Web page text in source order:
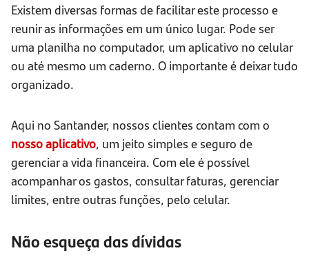
Existem diversas formas de facilitar este processo e
reunir as informações em um único lugar. Pode ser
uma planilha no computador, um aplicativo no celular
ou até mesmo um caderno. O importante é deixar tudo
organizado.
Aqui no Santander, nossos clientes contam com o
nosso aplicativo, um jeito simples e seguro de
gerenciar a vida financeira. Com ele é possível
acompanhar os gastos, consultar faturas, gerenciar
limites, entre outras funções, pelo celular.
Não esqueça das dívidas